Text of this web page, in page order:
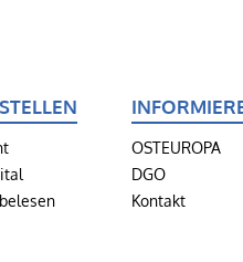
OSTEUROPA
DGO
Kontakt